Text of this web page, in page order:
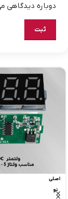
دوباره دیدگاهی
اصلی
نو